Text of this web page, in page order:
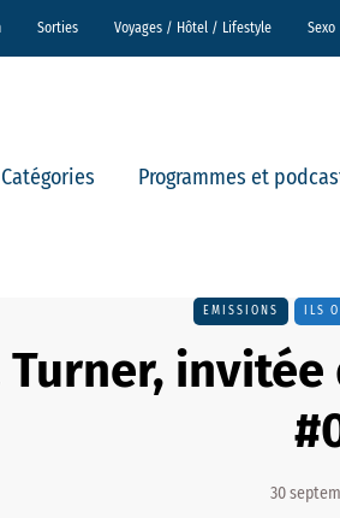
Sorties Voyages / Hôtel / Lifestyle Sexo
Catégories Programmes et
EMISSIONS ILS
invitée
30